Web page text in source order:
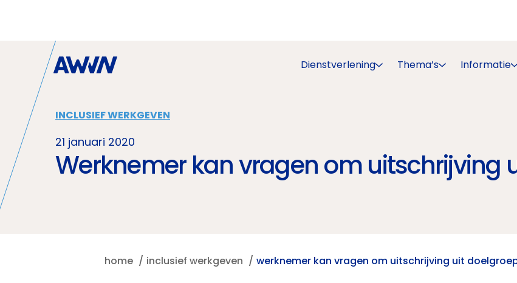
Dienstverlening Thema’s Informatie
INCLUSIEF WERKGEVEN
21 januari 2020
Werknemer kan vragen om uitschrijving
home inclusief werkgeven werknemer kan vragen om uitschrijving uit